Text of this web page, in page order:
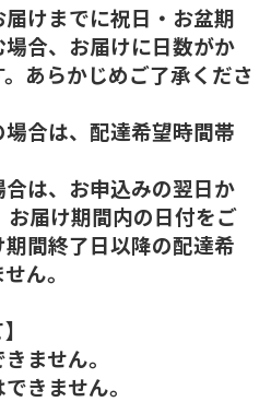
けまでに祝日・お盆期
合、お届けに日数がか
あらかじめご了承くださ
合は、配達希望時間帯
は、お申込みの翌日か
お届け期間内の日付をご
間終了日以降の配達希
ん。
ません。
きません。